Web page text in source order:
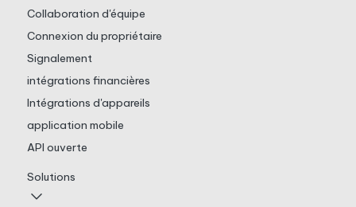
Collaboration d'équipe
Connexion du propriétaire
Signalement
intégrations financières
Intégrations d'appareils
application mobile
API ouverte
Solutions